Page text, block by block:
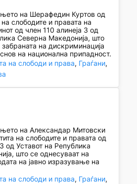
на Шерафедин Куртов од
слободите и правата на
од член 110 алинеја 3 од
Северна Македонија, што
на дискриминација
на национална припадност.
на слободи и права, Граѓани
на Александар Митовски
на слободите и правата од
од Уставот на Република
што се однесуваат на
на јавно изразување на
на слободи и права, Граѓани